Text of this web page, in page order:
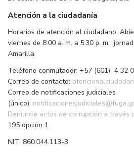
Atención a la ciudadanía
Horarios de atención al ciudadano:
viernes de 8:00 a. m. a 5:30 p. m.
Amarilla.
Teléfono conmutador: +57 (601) 4 32
Correo de contacto:
Correo de notificaciones judiciales
(único):
Denuncie actos de corrupción a través
195 opción 1
NIT: 860.044.113-3